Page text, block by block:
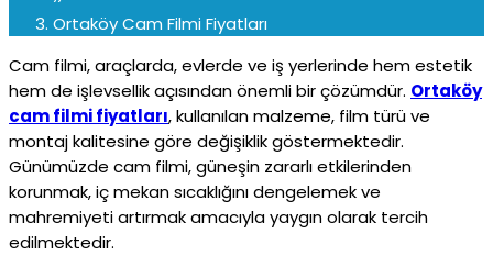
Ortaköy Cam Filmi Fiyatları
Cam filmi, araçlarda, evlerde ve iş yerlerinde hem estetik
hem de işlevsellik açısından önemli bir çözümdür. Ortaköy
cam filmi fiyatları, kullanılan malzeme, film türü ve
montaj kalitesine göre değişiklik göstermektedir.
Günümüzde cam filmi, güneşin zararlı etkilerinden
korunmak, iç mekan sıcaklığını dengelemek ve
mahremiyeti artırmak amacıyla yaygın olarak tercih
edilmektedir.